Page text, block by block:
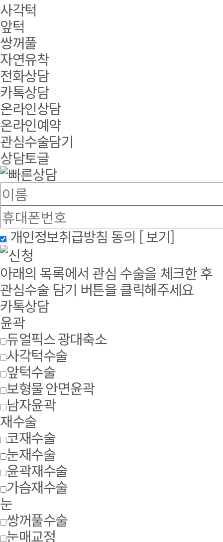
사각턱
앞턱
쌍꺼풀
자연유착
전화상담
카톡상담
온라인상담
온라인예약
관심수술담기
상담토글
개인정보취급방침 동의 [ 보기]
아래의 목록에서 관심 수술을 체크한 후
관심수술 담기 버튼을 클릭해주세요
카톡상담
윤곽
듀얼픽스 광대축소
사각턱수술
앞턱수술
보형물 안면윤곽
남자윤곽
재수술
코재수술
눈재수술
윤곽재수술
가슴재수술
눈
쌍꺼풀수술
눈매교정